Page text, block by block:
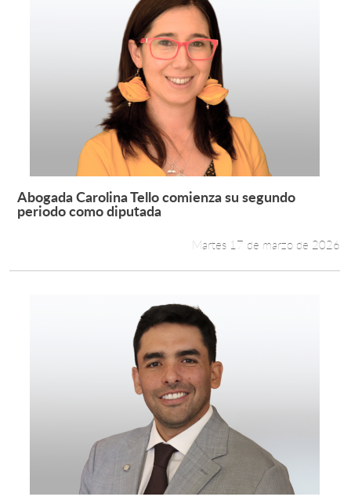
Leer más +
Abogada Carolina Tello comienza su segundo
periodo como diputada
Martes 17 de marzo de 2026